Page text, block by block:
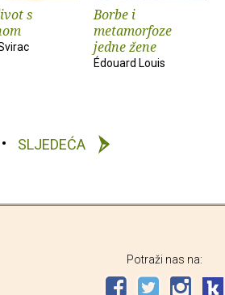
s
Borbe i
metamorfoze
jedne žene
Édouard Louis
SLJEDEĆA
Potraži nas na: